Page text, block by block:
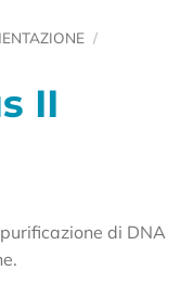
/
II
di DNA